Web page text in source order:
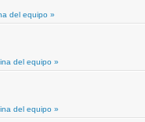
del equipo »
del equipo »
del equipo »